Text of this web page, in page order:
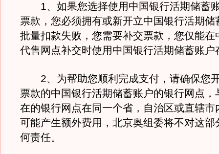
1、如果您选择使用中国银行活期储蓄
票款，您必须拥有或新开立中国银行活期储
批量扣款失败，您需要补交票款，您仅能在
代售网点补交时使用中国银行活期储蓄账户
2、为帮助您顺利完成支付，请确保您
票款的中国银行活期储蓄账户的银行网点，
在的银行网点在同一个省，自治区或直辖市
可能产生额外费用，北京奥组委将不对这部
何责任。